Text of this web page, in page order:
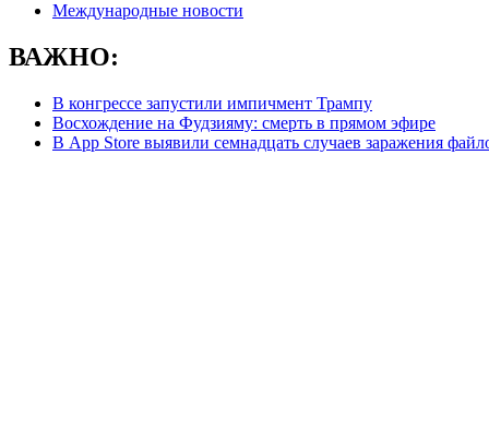
Международные новости
ВАЖНО:
В конгрессе запустили импичмент Трампу
Восхождение на Фудзияму: смерть в прямом эфире
В App Store выявили семнадцать случаев заражения